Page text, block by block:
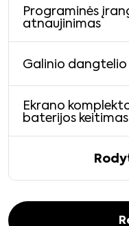
Programinės
atnaujinimas
Galinio dangtelio
Ekrano
baterijos keitimas